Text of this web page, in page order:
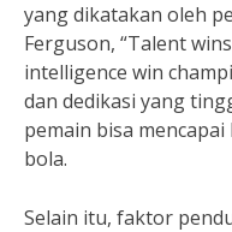
yang dikatakan oleh
Ferguson, “Talent
intelligence win
dan dedikasi yang
pemain bisa
bola.
Selain itu, faktor